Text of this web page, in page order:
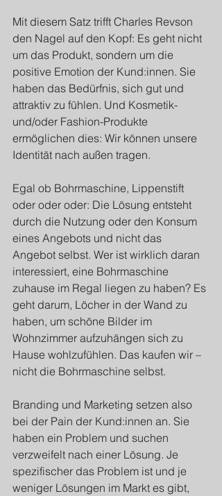
Mit diesem Satz trifft Charles Revson
den Nagel auf den Kopf: Es geht nicht
um das Produkt, sondern um die
positive Emotion der Kund:innen. Sie
haben das Bedürfnis, sich gut und
attraktiv zu fühlen. Und Kosmetik-
und/oder Fashion-Produkte
ermöglichen dies: Wir können unsere
Identität nach außen tragen.
Egal ob Bohrmaschine, Lippenstift
oder oder oder: Die Lösung entsteht
durch die Nutzung oder den Konsum
eines Angebots und nicht das
Angebot selbst. Wer ist wirklich daran
interessiert, eine Bohrmaschine
zuhause im Regal liegen zu haben? Es
geht darum, Löcher in der Wand zu
haben, um schöne Bilder im
Wohnzimmer aufzuhängen sich zu
Hause wohlzufühlen. Das kaufen wir –
nicht die Bohrmaschine selbst.
Branding und Marketing setzen also
bei der Pain der Kund:innen an. Sie
haben ein Problem und suchen
verzweifelt nach einer Lösung. Je
spezifischer das Problem ist und je
weniger Lösungen im Markt es gibt,